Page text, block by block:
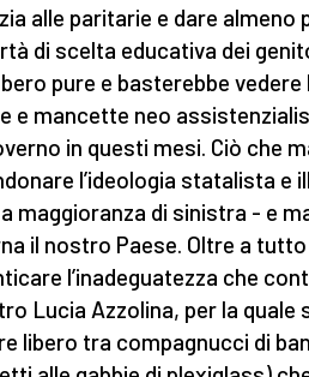
alle paritarie e dare
di scelta educativa dei
pure e basterebbe vedere
e mancette neo
in questi mesi. Ciò che
l’ideologia statalista e
maggioranza di sinistra - e
il nostro Paese. Oltre a
l’inadeguatezza che
Lucia Azzolina, per la quale
libero tra compagnucci di